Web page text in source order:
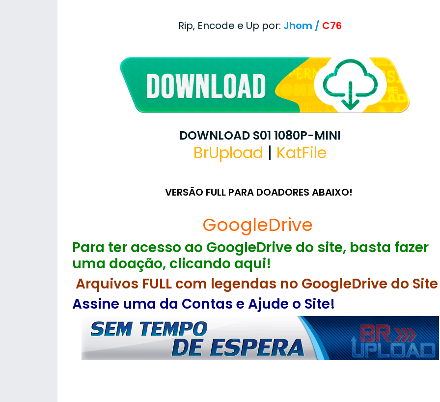
Rip, Encode e Up por: Jhom / C76
DOWNLOAD S01 1080P-MINI
BrUpload | KatFile
VERSÃO FULL PARA DOADORES ABAIXO!
GoogleDrive
Para ter acesso ao GoogleDrive do site, basta fazer
uma doação, clicando aqui!
Arquivos FULL com legendas no GoogleDrive do Site
Assine uma da Contas e Ajude o Site!